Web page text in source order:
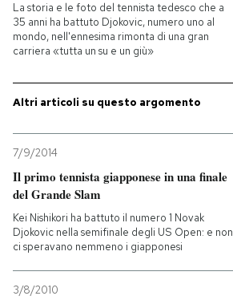
I MIEI PREFERITI
SHOP
CALENDARIO
Entra
La storia e le foto del tennista tedesco che a
35 anni ha battuto Djokovic, numero uno al
mondo, nell'ennesima rimonta di una gran
carriera «tutta un su e un giù»
Altri articoli su questo argomento
7/9/2014
Il primo tennista giapponese in una finale
del Grande Slam
Kei Nishikori ha battuto il numero 1 Novak
Djokovic nella semifinale degli US Open: e non
ci speravano nemmeno i giapponesi
3/8/2010